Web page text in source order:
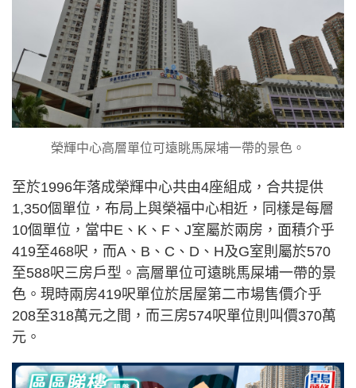
榮輝中心高層單位可遠眺馬屎埔一帶的景色。
至於1996年落成榮輝中心共由4座組成，合共提供
1,350個單位，布局上與榮福中心相近，同樣是每層
10個單位，當中E、K、F、J室屬於兩房，面積介乎
419至468呎，而A、B、C、D、H及G室則屬於570
至588呎三房戶型。高層單位可遠眺馬屎埔一帶的景
色。現時兩房419呎單位於居屋第二市場售價介乎
208至318萬元之間，而三房574呎單位則叫價370萬
元。